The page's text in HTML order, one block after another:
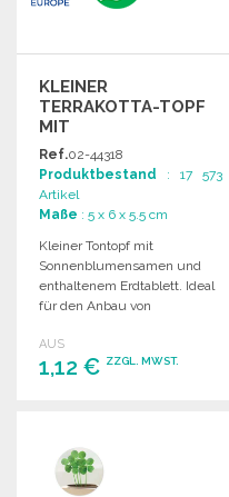
KLEINER
TERRAKOTTA-TOPF
MIT
SONNENBLUMENSAMEN
ZU
GROSSHANDELSPREISEN
Ref.02-44318
Produktbestand : 17 573
Artikel
Maße : 5 x 6 x 5.5 cm
Kleiner Tontopf mit
Sonnenblumensamen und
enthaltenem Erdtablett. Ideal
für den Anbau von
AUS
1,12 € ZZGL. MWST.
Angebot anfordern